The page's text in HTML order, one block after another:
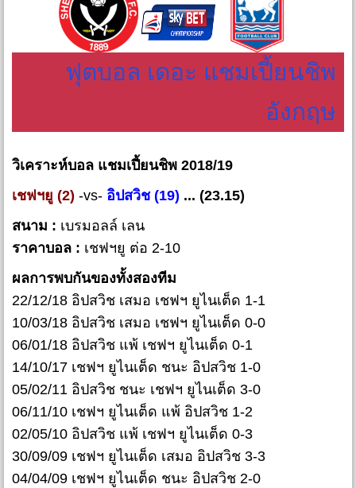
ฟุตบอล เดอะ แชมเปี้ยนชิพ
อังกฤษ
วิเคราะห์บอล แชมเปี้ยนชิพ 2018/19
เชฟฯยู (2) -vs- อิปสวิช (19) ... (23.15)
สนาม : เบรมอลล์ เลน
ราคาบอล : เชฟฯยู ต่อ 2-10
ผลการพบกันของทั้งสองทีม
22/12/18 อิปสวิช เสมอ เชฟฯ ยูไนเต็ด 1-1
10/03/18 อิปสวิช เสมอ เชฟฯ ยูไนเต็ด 0-0
06/01/18 อิปสวิช แพ้ เชฟฯ ยูไนเต็ด 0-1
14/10/17 เชฟฯ ยูไนเต็ด ชนะ อิปสวิช 1-0
05/02/11 อิปสวิช ชนะ เชฟฯ ยูไนเต็ด 3-0
06/11/10 เชฟฯ ยูไนเต็ด แพ้ อิปสวิช 1-2
02/05/10 อิปสวิช แพ้ เชฟฯ ยูไนเต็ด 0-3
30/09/09 เชฟฯ ยูไนเต็ด เสมอ อิปสวิช 3-3
04/04/09 เชฟฯ ยูไนเต็ด ชนะ อิปสวิช 2-0